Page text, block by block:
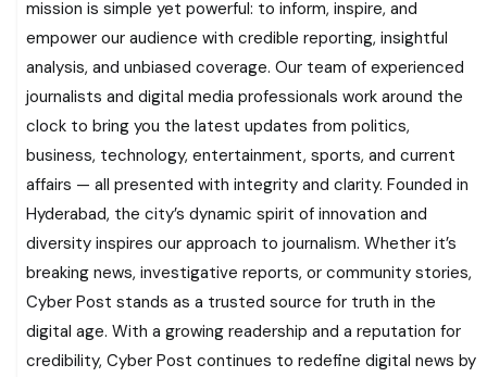
mission is simple yet powerful: to inform, inspire, and
empower our audience with credible reporting, insightful
analysis, and unbiased coverage. Our team of experienced
journalists and digital media professionals work around the
clock to bring you the latest updates from politics,
business, technology, entertainment, sports, and current
affairs — all presented with integrity and clarity. Founded in
Hyderabad, the city’s dynamic spirit of innovation and
diversity inspires our approach to journalism. Whether it’s
breaking news, investigative reports, or community stories,
Cyber Post stands as a trusted source for truth in the
digital age. With a growing readership and a reputation for
credibility, Cyber Post continues to redefine digital news by